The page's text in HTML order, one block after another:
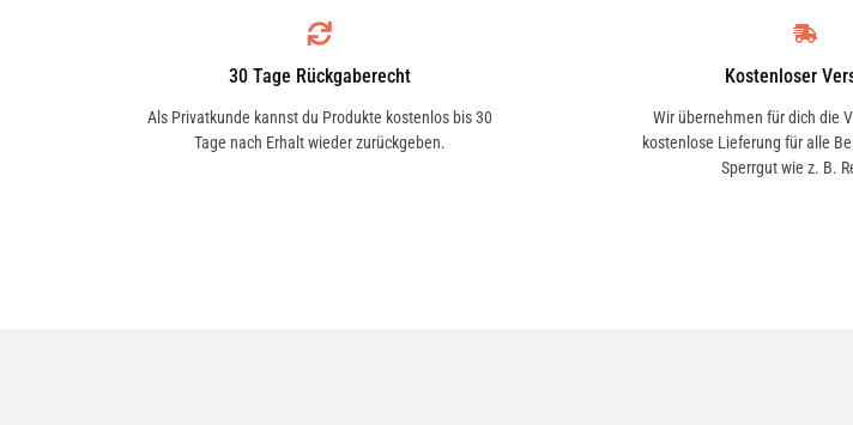
30 Tage Rückgaberecht
Als Privatkunde kannst du Produkte kostenlos bis 30
Tage nach Erhalt wieder zurückgeben.
Kostenloser
Wir übernehmen für dich die
kostenlose Lieferung für alle
Sperrgut wie z. B.